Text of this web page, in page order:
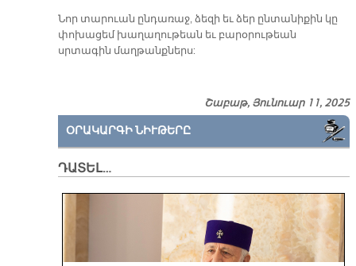
Նոր տարուան ընդառաջ, ձեզի եւ ձեր ընտանիքին կը
փոխացեմ խաղաղութեան եւ բարօրութեան
սրտագին մաղթանքներս:
Շաբաթ, Յունուար 11, 2025
ՕՐԱԿԱՐԳԻ ՆԻՒԹԵՐԸ
ԴԱՏԵԼ…